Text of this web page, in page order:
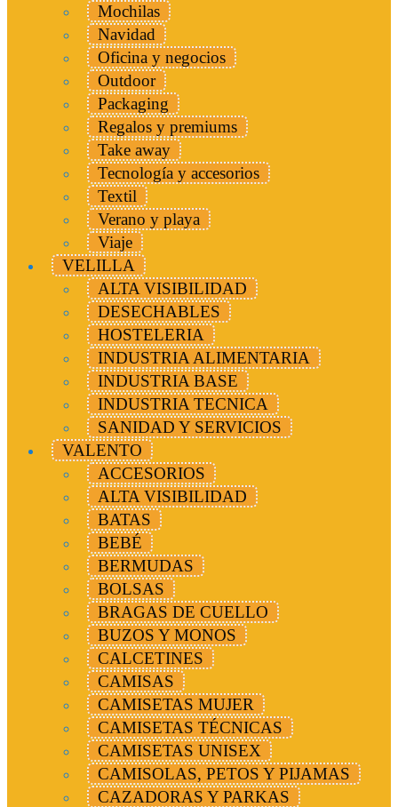
Mochilas
Navidad
Oficina y negocios
Outdoor
Packaging
Regalos y premiums
Take away
Tecnología y accesorios
Textil
Verano y playa
Viaje
VELILLA
ALTA VISIBILIDAD
DESECHABLES
HOSTELERIA
INDUSTRIA ALIMENTARIA
INDUSTRIA BASE
INDUSTRIA TECNICA
SANIDAD Y SERVICIOS
VALENTO
ACCESORIOS
ALTA VISIBILIDAD
BATAS
BEBÉ
BERMUDAS
BOLSAS
BRAGAS DE CUELLO
BUZOS Y MONOS
CALCETINES
CAMISAS
CAMISETAS MUJER
CAMISETAS TÉCNICAS
CAMISETAS UNISEX
CAMISOLAS, PETOS Y PIJAMAS
CAZADORAS Y PARKAS